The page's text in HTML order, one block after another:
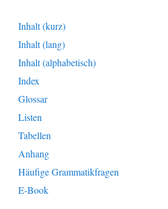
Inhalt (kurz)
Inhalt (lang)
Inhalt (alphabetisch)
Index
Glossar
Listen
Tabellen
Anhang
Häufige Grammatikfragen
E-Book